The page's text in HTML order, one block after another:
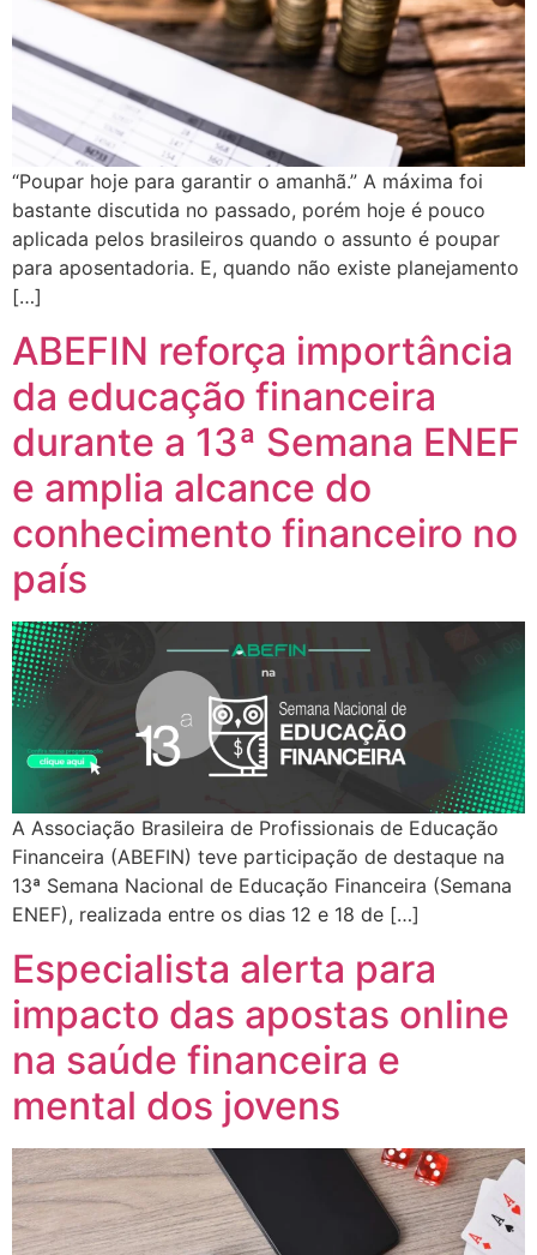
“Poupar hoje para garantir o amanhã.” A máxima foi
bastante discutida no passado, porém hoje é pouco
aplicada pelos brasileiros quando o assunto é poupar
para aposentadoria. E, quando não existe planejamento
[…]
ABEFIN reforça importância
da educação financeira
durante a 13ª Semana ENEF
e amplia alcance do
conhecimento financeiro no
país
A Associação Brasileira de Profissionais de Educação
Financeira (ABEFIN) teve participação de destaque na
13ª Semana Nacional de Educação Financeira (Semana
ENEF), realizada entre os dias 12 e 18 de […]
Especialista alerta para
impacto das apostas online
na saúde financeira e
mental dos jovens